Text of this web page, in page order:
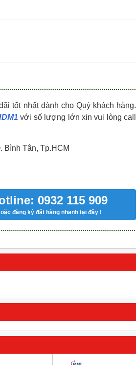
0909.067.950 Ms.Châu
tốt nhất dành cho Quý khách hàng.
với số lượng lớn xin vui lòng call
Bình Tân, Tp.HCM
0932 115 909
đăng ký đặt hàng nhanh tại đây !